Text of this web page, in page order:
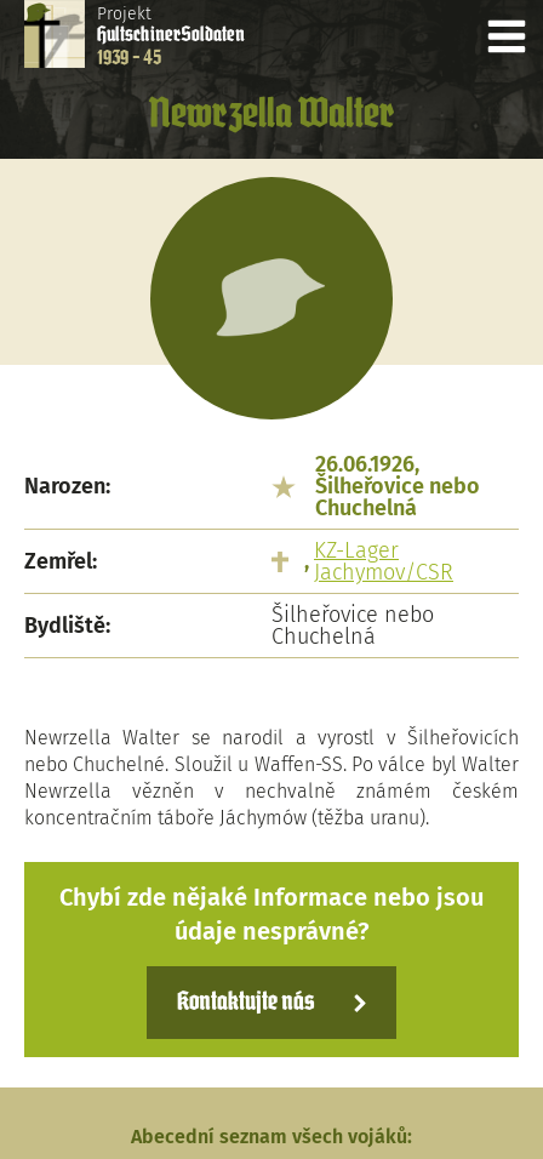
Projekt
HultschinerSoldaten
1939 - 45
Newrzella Walter
Narozen:
26.06.1926,
Šilheřovice nebo
Chuchelná
Zemřel:
, KZ-Lager
Jachymov/CSR
Bydliště:
Šilheřovice nebo
Chuchelná
Newrzella Walter se narodil a vyrostl v Šilheřovicích
nebo Chuchelné. Sloužil u Waffen-SS. Po válce byl Walter
Newrzella vězněn v nechvalně známém českém
koncentračním táboře Jáchymów (těžba uranu).
Chybí zde nějaké Informace nebo jsou
údaje nesprávné?
Kontaktujte nás
Abecední seznam všech vojáků: